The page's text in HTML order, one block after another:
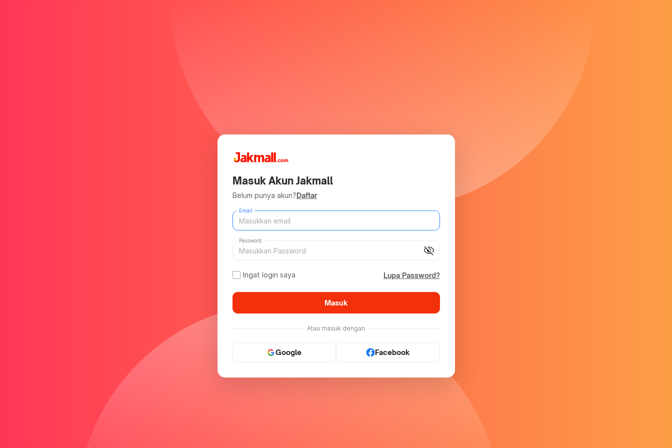
Masuk Akun Jakmall
Belum punya akun?Daftar
Email
visibility_off
Password
Ingat login saya Lupa Password?
Masuk
Atau masuk dengan
Google Facebook